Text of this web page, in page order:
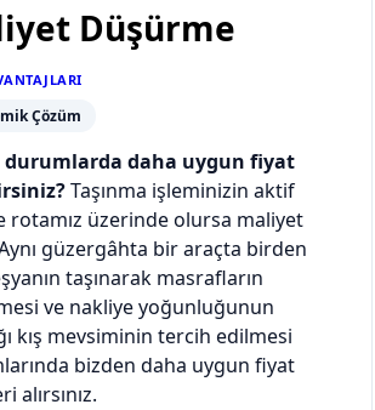
Düşürme
Çözüm
durumlarda daha uygun fiyat
Taşınma işleminizin aktif
rotamız üzerinde olursa maliyet
Aynı güzergâhta bir araçta birden
taşınarak masrafların
ve nakliye yoğunluğunun
kış mevsiminin tercih edilmesi
bizden daha uygun fiyat
alırsınız.